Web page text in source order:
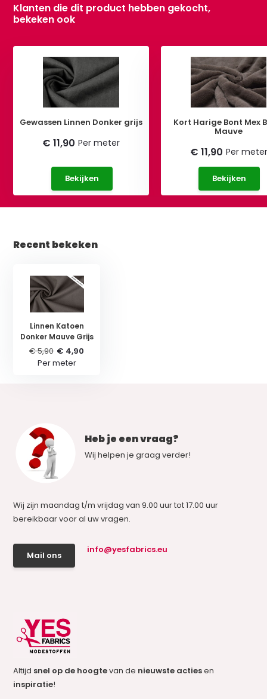
Klanten die dit product hebben gekocht,
bekeken ook
Gewassen Linnen Donker grijs
€ 11,90 Per meter
Bekijken
Kort Harige Bont Mex
Mauve
€ 11,90 Per meter
Bekijken
Recent bekeken
Linnen Katoen
Donker Mauve Grijs
€ 5,90 € 4,90
Per meter
Heb je een vraag?
Wij helpen je graag verder!
Wij zijn maandag t/m vrijdag van 9.00 uur tot 17.00 uur
bereikbaar voor al uw vragen.
Mail ons
info@yesfabrics.eu
Altijd snel op de hoogtevan de nieuwste actiesen
inspiratie!